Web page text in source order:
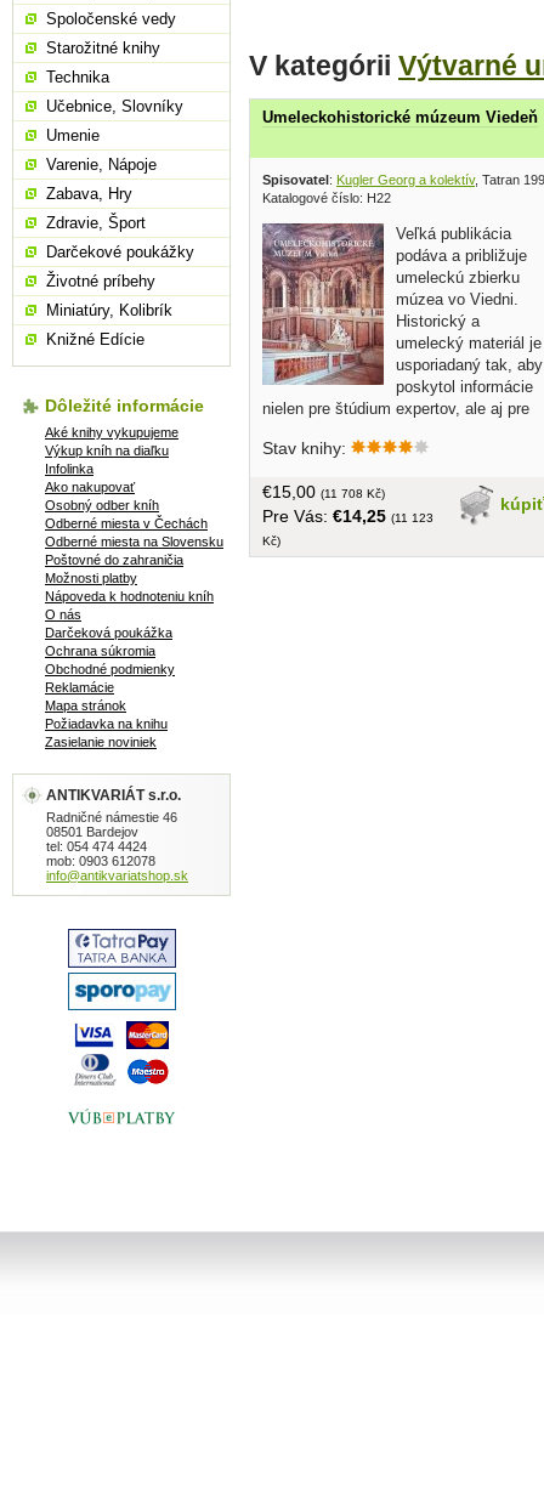
V kategórii Výtvarné
Umeleckohistorické múzeum Viedeň
Spisovatel: Kugler Georg a kolektív, Tatran
Katalogové číslo: H22
Veľká publikácia
podáva a približuje
umeleckú zbierku
múzea vo Viedni.
Historický a
umelecký materiál je
usporiadaný tak, aby
poskytol informácie
nielen pre štúdium expertov, ale aj pre
Egyptská zbierka, Zbierka starožitností,
Numizmatický kabinet, Kráľovská
zbierka zbraní, Zbierka hudobných
nástrojov, atd.)... veľký formát, kriedový
papier, tvrdá väzba, 160 strán, obal
Stav knihy:
kúpiť
€15,00 (11 708 Kč)
Pre Vás: €14,25 (11 123
Kč)
Spoločenské vedy
Starožitné knihy
Technika
Učebnice, Slovníky
Umenie
Varenie, Nápoje
Zabava, Hry
Zdravie, Šport
Darčekové poukážky
Životné príbehy
Miniatúry, Kolibrík
Knižné Edície
Dôležité informácie
Aké knihy vykupujeme
Výkup kníh na diaľku
Infolinka
Ako nakupovať
Osobný odber kníh
Odberné miesta v Čechách
Odberné miesta na Slovensku
Poštovné do zahraničia
Možnosti platby
Nápoveda k hodnoteniu kníh
O nás
Darčeková poukážka
Ochrana súkromia
Obchodné podmienky
Reklamácie
Mapa stránok
Požiadavka na knihu
Zasielanie noviniek
ANTIKVARIÁT s.r.o.
Radničné námestie 46
08501 Bardejov
tel: 054 474 4424
mob: 0903 612078
info@antikvariatshop.sk